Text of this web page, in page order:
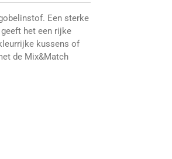
Een sterke
het een rijke
kussens of
de Mix&Match